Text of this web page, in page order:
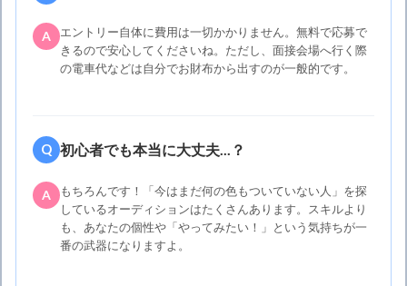
A
エントリー自体に費用は一切かかりません。無料で応募で
きるので安心してくださいね。ただし、面接会場へ行く際
の電車代などは自分でお財布から出すのが一般的です。
Q 初心者でも本当に大丈夫...？
A
もちろんです！「今はまだ何の色もついていない人」を探
しているオーディションはたくさんあります。スキルより
も、あなたの個性や「やってみたい！」という気持ちが一
番の武器になりますよ。